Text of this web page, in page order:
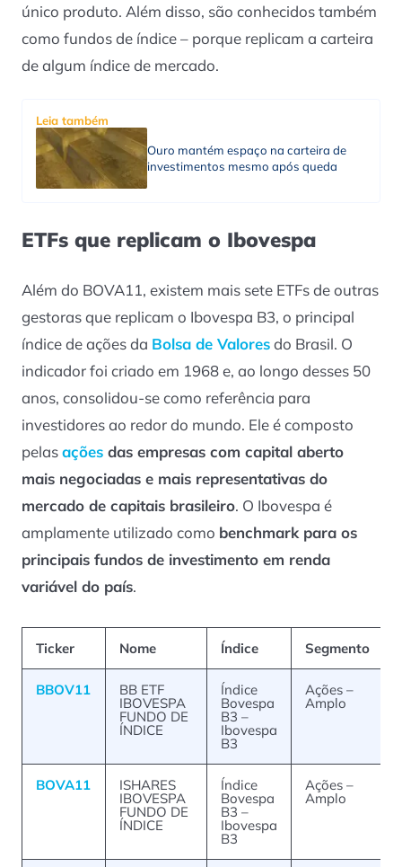
único produto. Além disso, são conhecidos também
como fundos de índice – porque replicam a carteira
de algum índice de mercado.
Leia também
Ouro mantém espaço na carteira de
investimentos mesmo após queda
ETFs que replicam o Ibovespa
Além do BOVA11, existem mais sete ETFs de outras
gestoras que replicam o Ibovespa B3, o principal
índice de ações da Bolsa de Valoresdo Brasil. O
indicador foi criado em 1968 e, ao longo desses 50
anos, consolidou-se como referência para
investidores ao redor do mundo. Ele é composto
pelasações das empresas com capital aberto
mais negociadas e mais representativas do
mercado de capitais brasileiro. O Ibovespa é
amplamente utilizado como benchmark para os
principais fundos de investimento em renda
variável do país.
Ticker Nome Índice Segmento
BBOV11 BB ETF
IBOVESPA
FUNDO DE
ÍNDICE
Índice
Bovespa
B3 –
Ibovespa
B3
Ações –
Amplo
BOVA11 ISHARES
IBOVESPA
FUNDO DE
ÍNDICE
Índice
Bovespa
B3 –
Ibovespa
B3
Ações –
Amplo